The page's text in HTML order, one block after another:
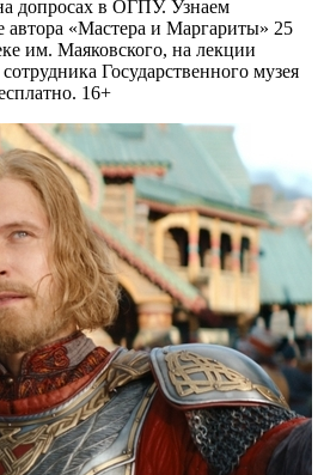
допросах в ОГПУ. Узнаем
автора «Мастера и Маргариты» 25
им. Маяковского, на лекции
Государственного музея
16+